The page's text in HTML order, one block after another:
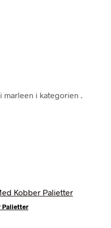
marleen i kategorien
Palietter